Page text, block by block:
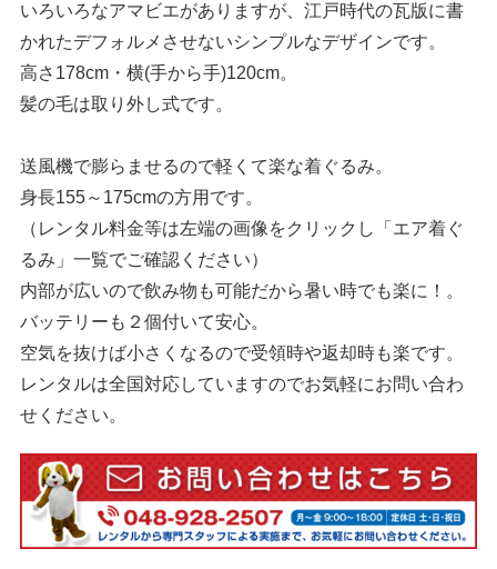
いろいろなアマビエがありますが、江戸時代の瓦版に書
かれたデフォルメさせないシンプルなデザインです。
高さ178cm・横(手から手)120cm。
髪の毛は取り外し式です。
送風機で膨らませるので軽くて楽な着ぐるみ。
身長155～175cmの方用です。
（レンタル料金等は左端の画像をクリックし「エア着ぐ
るみ」一覧でご確認ください）
内部が広いので飲み物も可能だから暑い時でも楽に！。
バッテリーも２個付いて安心。
空気を抜けば小さくなるので受領時や返却時も楽です。
レンタルは全国対応していますのでお気軽にお問い合わ
せください。